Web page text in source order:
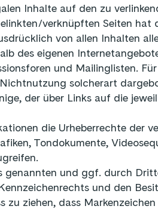
Inhalte auf den zu
verknüpften Seiten hat
von allen Inhalten
des eigenen
und Mailinglisten.
solcherart
der über Links auf die
die Urheberrechte der
Tondokumente,
genannten und ggf. durch
und den
zu ziehen, dass